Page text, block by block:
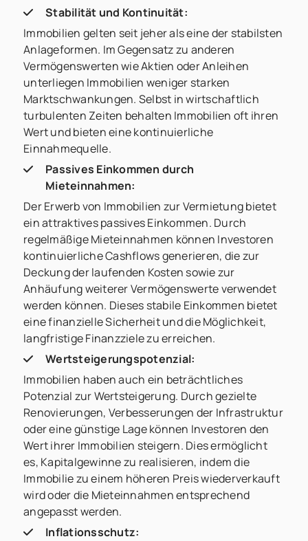
Stabilität und Kontinuität:
Immobilien gelten seit jeher als eine der stabilsten
Anlageformen. Im Gegensatz zu anderen
Vermögenswerten wie Aktien oder Anleihen
unterliegen Immobilien weniger starken
Marktschwankungen. Selbst in wirtschaftlich
turbulenten Zeiten behalten Immobilien oft ihren
Wert und bieten eine kontinuierliche
Einnahmequelle.
Passives Einkommen durch
Mieteinnahmen:
Der Erwerb von Immobilien zur Vermietung bietet
ein attraktives passives Einkommen. Durch
regelmäßige Mieteinnahmen können Investoren
kontinuierliche Cashflows generieren, die zur
Deckung der laufenden Kosten sowie zur
Anhäufung weiterer Vermögenswerte verwendet
werden können. Dieses stabile Einkommen bietet
eine finanzielle Sicherheit und die Möglichkeit,
langfristige Finanzziele zu erreichen.
Wertsteigerungspotenzial:
Immobilien haben auch ein beträchtliches
Potenzial zur Wertsteigerung. Durch gezielte
Renovierungen, Verbesserungen der Infrastruktur
oder eine günstige Lage können Investoren den
Wert ihrer Immobilien steigern. Dies ermöglicht
es, Kapitalgewinne zu realisieren, indem die
Immobilie zu einem höheren Preis wiederverkauft
wird oder die Mieteinnahmen entsprechend
angepasst werden.
Inflationsschutz: